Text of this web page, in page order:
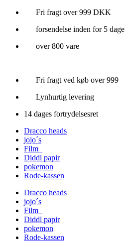
Videre
indhold
Fri fragt over 999 DKK
forsendelse inden for 5 dage
over 800 vare
Fri fragt ved køb over 999
Lynhurtig levering
14 dages fortrydelsesret
Dracco heads
jojo´s
Film
Diddl papir
pokemon
Rode-kassen
Dracco heads
jojo´s
Film
Diddl papir
pokemon
Rode-kassen